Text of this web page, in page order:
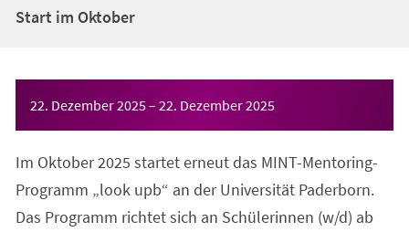
Start im Oktober
22. Dezember 2025– 22. Dezember 2025
Im Oktober 2025 startet erneut das MINT-Mentoring-
Programm „look upb“ an der Universität Paderborn.
Das Programm richtet sich an Schülerinnen (w/d) ab